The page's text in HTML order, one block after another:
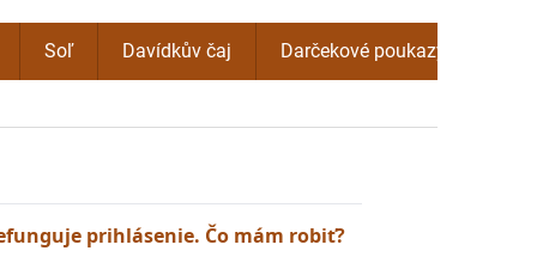
Soľ Davídkův čaj Darčekové poukazy
prihlásenie. Čo mám robiť?